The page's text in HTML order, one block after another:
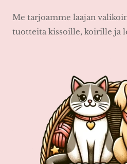
Me tarjoamme laajan
tuotteita kissoille, koirille ja